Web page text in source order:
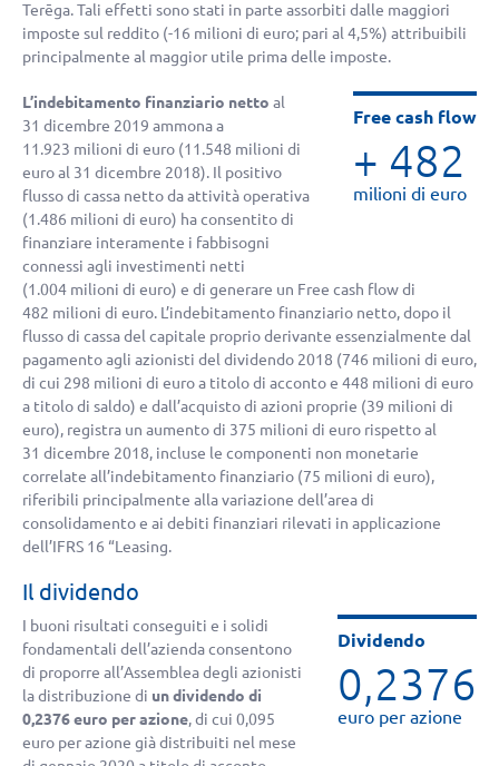
Terēga. Tali effetti sono stati in parte assorbiti dalle maggiori
imposte sul reddito (-16 milioni di euro; pari al 4,5%) attribuibili
principalmente al maggior utile prima delle imposte.
Free cash flow
+ 482
milioni di euro
L’indebitamento finanziario netto al
31 dicembre 2019 ammona a
11.923 milioni di euro (11.548 milioni di
euro al 31 dicembre 2018). Il positivo
flusso di cassa netto da attività operativa
(1.486 milioni di euro) ha consentito di
finanziare interamente i fabbisogni
connessi agli investimenti netti
(1.004 milioni di euro) e di generare un Free cash flow di
482 milioni di euro. L’indebitamento finanziario netto, dopo il
flusso di cassa del capitale proprio derivante essenzialmente dal
pagamento agli azionisti del dividendo 2018 (746 milioni di euro,
di cui 298 milioni di euro a titolo di acconto e 448 milioni di euro
a titolo di saldo) e dall’acquisto di azioni proprie (39 milioni di
euro), registra un aumento di 375 milioni di euro rispetto al
31 dicembre 2018, incluse le componenti non monetarie
correlate all’indebitamento finanziario (75 milioni di euro),
riferibili principalmente alla variazione dell’area di
consolidamento e ai debiti finanziari rilevati in applicazione
dell’IFRS 16 “Leasing.
Il dividendo
Dividendo
0,2376
euro per azione
I buoni risultati conseguiti e i solidi
fondamentali dell’azienda consentono
di proporre all’Assemblea degli azionisti
la distribuzione di un dividendo di
0,2376 euro per azione, di cui 0,095
euro per azione già distribuiti nel mese